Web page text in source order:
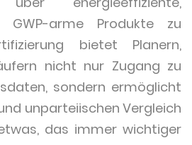
GWP-arme Produkte zu
bietet Planern,
nicht nur Zugang zu
sondern ermöglicht
unparteiischen Vergleich
das immer wichtiger